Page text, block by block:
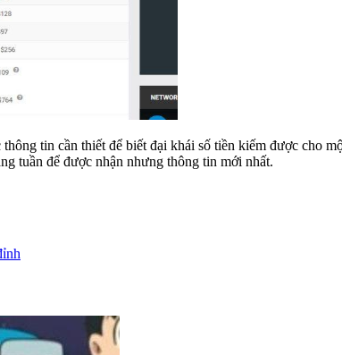
tin cần thiết để biết đại khái số tiền kiếm được cho
tuần để được nhận nhưng thông tin mới nhất.